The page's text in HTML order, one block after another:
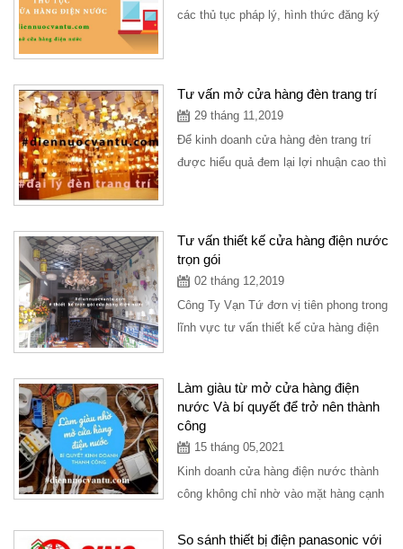
các thủ tục pháp lý, hình thức đăng ký
Tư vấn mở cửa hàng đèn trang trí
29 tháng 11,2019
Để kinh doanh cửa hàng đèn trang trí
được hiểu quả đem lại lợi nhuận cao thì
Tư vấn thiết kế cửa hàng điện nước
trọn gói
02 tháng 12,2019
Công Ty Vạn Tứ đơn vị tiên phong trong
lĩnh vực tư vấn thiết kế cửa hàng điện
Làm giàu từ mở cửa hàng điện
nước Và bí quyết để trở nên thành
công
15 tháng 05,2021
Kinh doanh cửa hàng điện nước thành
công không chỉ nhờ vào mặt hàng cạnh
thuộc...
So sánh thiết bị điện panasonic với